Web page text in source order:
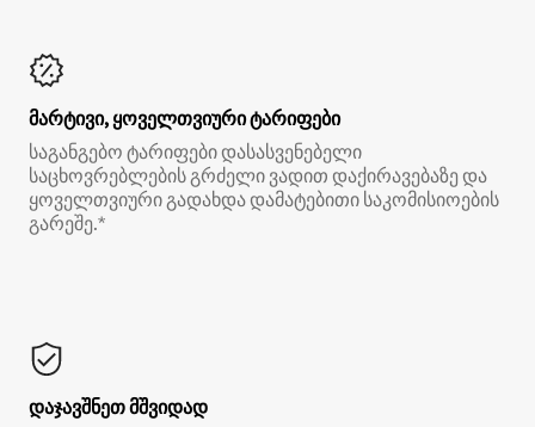
მარტივი, ყოველთვიური ტარიფები
საგანგებო ტარიფები დასასვენებელი
საცხოვრებლების გრძელი ვადით დაქირავებაზე და
ყოველთვიური გადახდა დამატებითი საკომისიოების
გარეშე.*
დაჯავშნეთ მშვიდად